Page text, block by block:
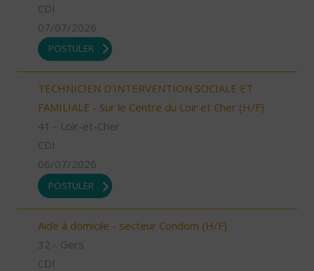
CDI
07/07/2026
POSTULER
TECHNICIEN D’INTERVENTION SOCIALE ET
FAMILIALE - Sur le Centre du Loir et Cher (H/F)
41 - Loir-et-Cher
CDI
06/07/2026
POSTULER
Aide à domicile - secteur Condom (H/F)
32 - Gers
CDI